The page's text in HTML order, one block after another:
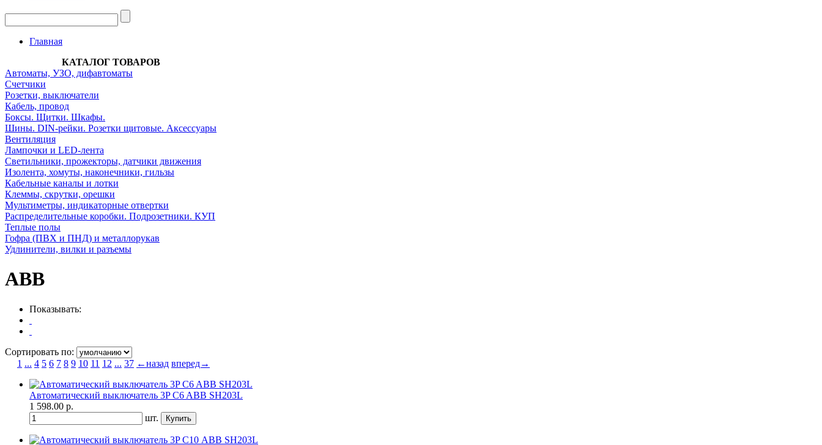
Главная
КАТАЛОГ ТОВАРОВ
Автоматы, УЗО, дифавтоматы
Счетчики
Розетки, выключатели
Кабель, провод
Боксы. Щитки. Шкафы.
Шины. DIN-рейки. Розетки щитовые. Аксессуары
Вентиляция
Лампочки и LED-лента
Светильники, прожекторы, датчики движения
Изолента, хомуты, наконечники, гильзы
Кабельные каналы и лотки
Клеммы, скрутки, орешки
Мультиметры, индикаторные отвертки
Распределительные коробки. Подрозетники. КУП
Теплые полы
Гофра (ПВХ и ПНД) и металлорукав
Удлинители, вилки и разъемы
ABB
Показывать:
Сортировать по:
1 ... 4 5 6 7 8 9 10 11 12 ... 37 ←назад вперед→
Автоматический выключатель 3P C6 ABB SH203L
1 598.00 р.
шт.